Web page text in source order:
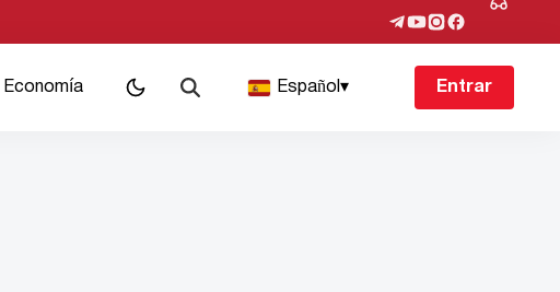
Economía Español▾ Entrar